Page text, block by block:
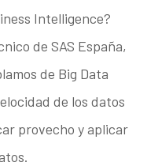
Intelligence?
de SAS España,
de Big Data
de los datos
provecho y aplicar